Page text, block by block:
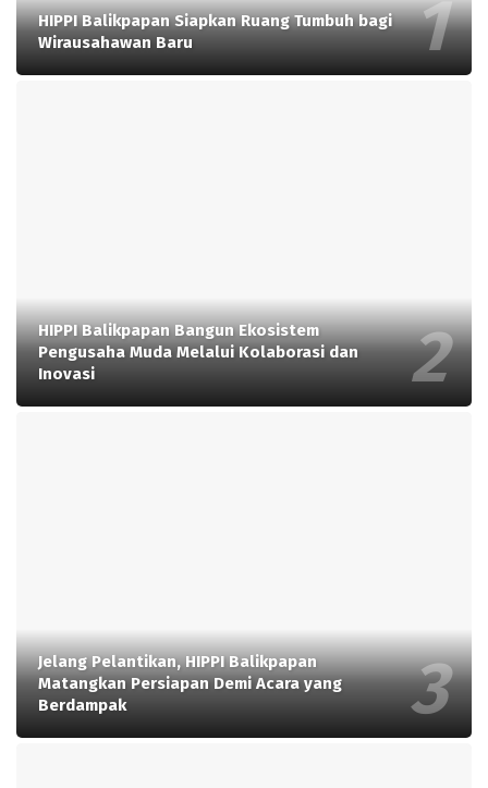
HIPPI Balikpapan Siapkan Ruang Tumbuh bagi
Wirausahawan Baru
HIPPI Balikpapan Bangun Ekosistem
Pengusaha Muda Melalui Kolaborasi dan
Inovasi
Jelang Pelantikan, HIPPI Balikpapan
Matangkan Persiapan Demi Acara yang
Berdampak